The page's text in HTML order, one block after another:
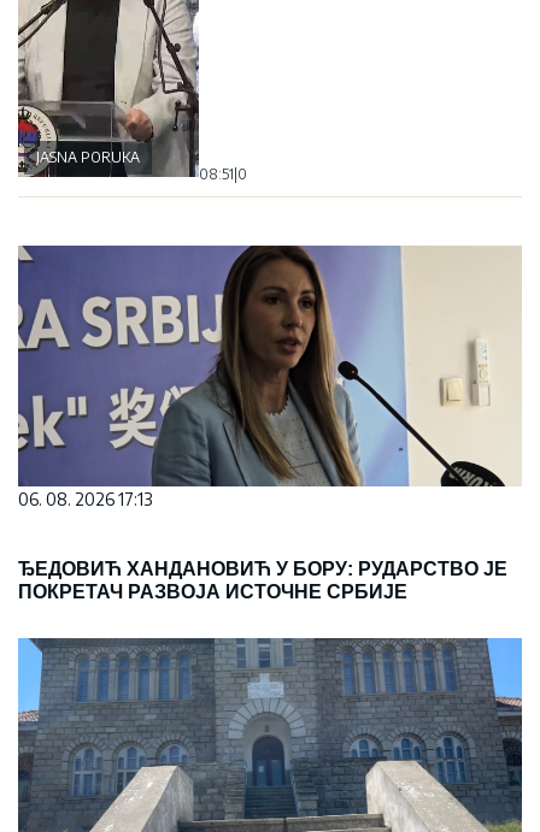
JASNA PORUKA
08:51 0
06. 08. 2026 17:13
ЂЕДОВИЋ ХАНДАНОВИЋ У БОРУ: РУДАРСТВО ЈЕ
ПОКРЕТАЧ РАЗВОЈА ИСТОЧНЕ СРБИЈЕ